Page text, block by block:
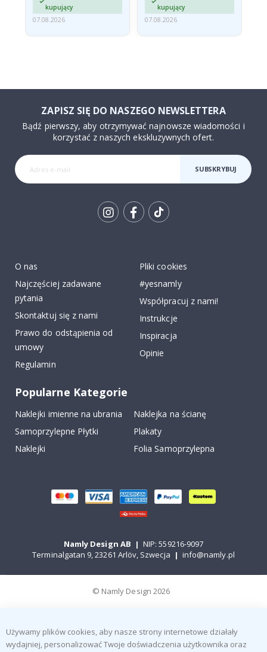
kupujący
07.08.2026
kupujący
07.08.2026
ZAPISZ SIĘ DO NASZEGO NEWSLETTERA
Bądź pierwszy, aby otrzymywać najnowsze wiadomości i
korzystać z naszych ekskluzywnych ofert.
SUBSKRYBUJ
O nas
Najczęściej zadawane
pytania
Skontaktuj się z nami
Prawo do odstąpienia od
umowy
Regulamin
Pliki cookies
#yesnamly
Współpracuj z nami!
Instrukcje
Inspiracja
Opinie
Popularne Kategorie
Naklejki imienne na ubrania
Naklejka na ścianę
Samoprzylepne Płytki
Plakaty
Naklejki
Folia Samoprzylepna
Namly Design AB | NIP: 559216-9097
Terminalgatan 9, 23261 Arlöv, Szwecja | info@namly.pl
© Namly Design 2026
Używamy plików cookies, aby nasze strony internetowe działały
wydajniej, personalizować Twoje doświadczenia użytkownika oraz